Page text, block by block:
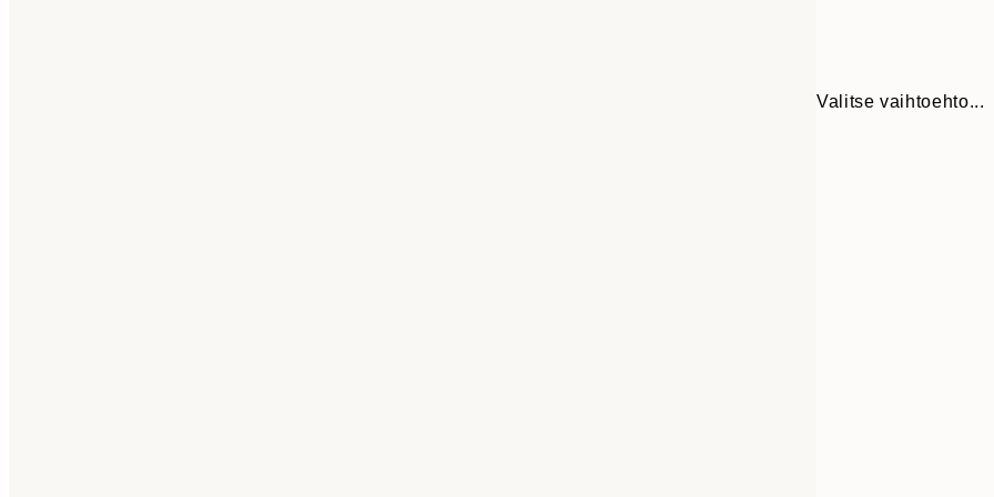
Valitse vaihtoehto...